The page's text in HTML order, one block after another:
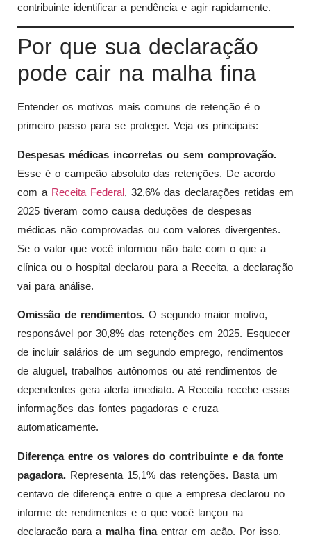
contribuinte identificar a pendência e agir rapidamente.
Por que sua declaração
pode cair na malha fina
Entender os motivos mais comuns de retenção é o
primeiro passo para se proteger. Veja os principais:
Despesas médicas incorretas ou sem comprovação.
Esse é o campeão absoluto das retenções. De acordo
com a Receita Federal, 32,6% das declarações retidas em
2025 tiveram como causa deduções de despesas
médicas não comprovadas ou com valores divergentes.
Se o valor que você informou não bate com o que a
clínica ou o hospital declarou para a Receita, a declaração
vai para análise.
Omissão de rendimentos. O segundo maior motivo,
responsável por 30,8% das retenções em 2025. Esquecer
de incluir salários de um segundo emprego, rendimentos
de aluguel, trabalhos autônomos ou até rendimentos de
dependentes gera alerta imediato. A Receita recebe essas
informações das fontes pagadoras e cruza
automaticamente.
Diferença entre os valores do contribuinte e da fonte
pagadora. Representa 15,1% das retenções. Basta um
centavo de diferença entre o que a empresa declarou no
informe de rendimentos e o que você lançou na
declaração para a malha finaentrar em ação. Por isso,